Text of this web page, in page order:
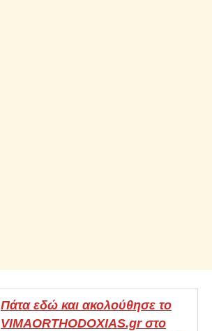
Πάτα εδώ και ακολούθησε το
VIMAORTHODOXIAS.gr στο